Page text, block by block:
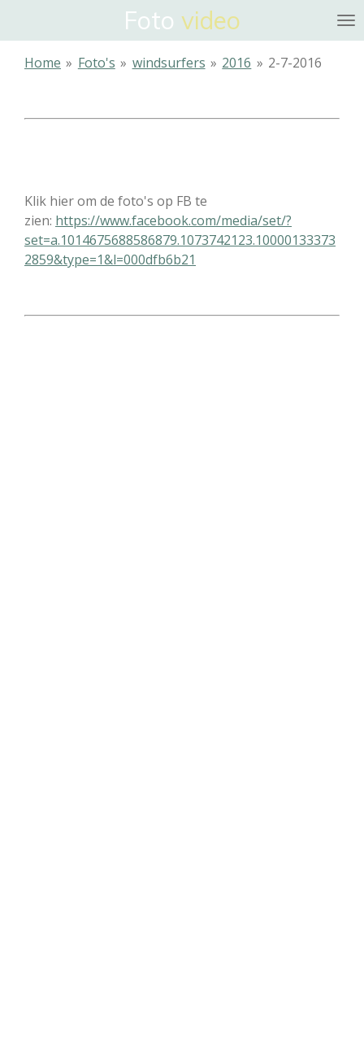
naar
Foto video
Home » Foto's » windsurfers » 2016 » 2-7-2016
Klik hier om de foto's op FB te
zien: https://www.facebook.com/media/set/?
set=a.1014675688586879.1073742123.10000133373
2859&type=1&l=000dfb6b21